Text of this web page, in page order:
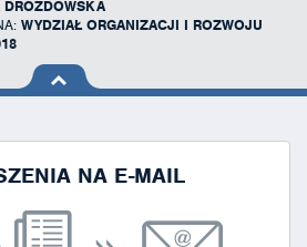
DROZDOWSKA
WYDZIAŁ ORGANIZACJI I ROZWOJU
na górę
NA E-MAIL